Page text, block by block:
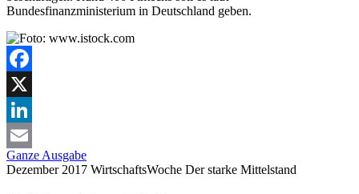
Bundesfinanzministerium in Deutschland geben.
Facebook
X
LinkedIn
Email
Ganze Ausgabe
Dezember 2017 WirtschaftsWoche Der starke Mittelstand